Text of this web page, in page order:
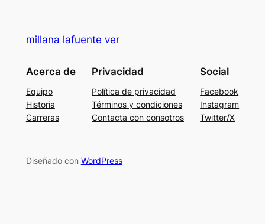
millana lafuente ver
Acerca de
Equipo
Historia
Carreras
Privacidad
Política de privacidad
Términos y condiciones
Contacta con consotros
Social
Facebook
Instagram
Twitter/X
Diseñado con WordPress